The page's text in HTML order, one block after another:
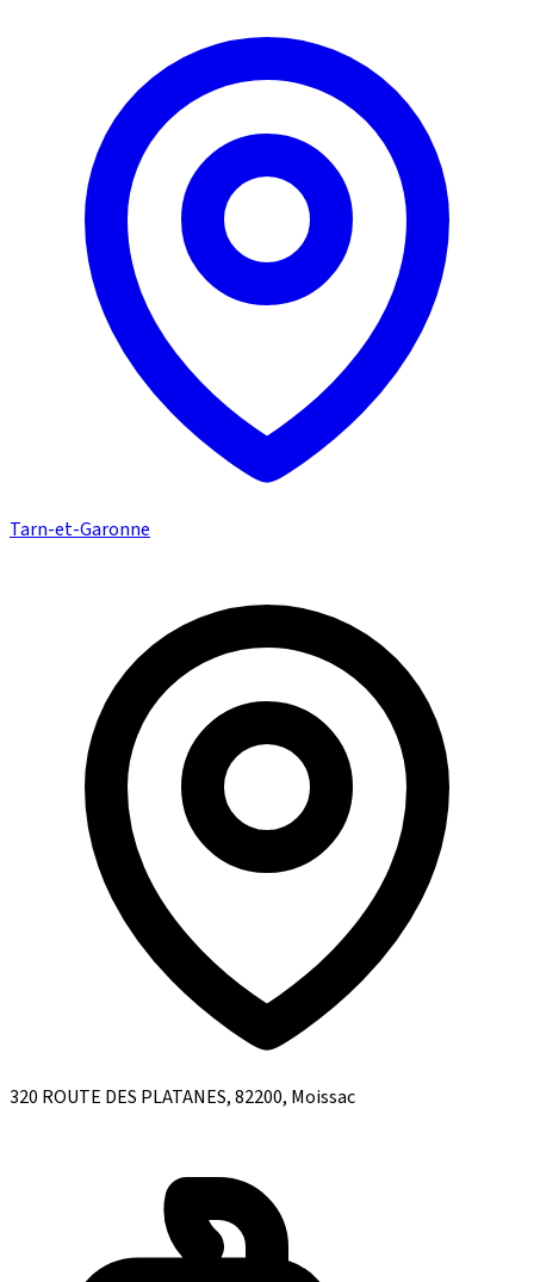
Tarn-et-Garonne
320 ROUTE DES PLATANES, 82200, Moissac